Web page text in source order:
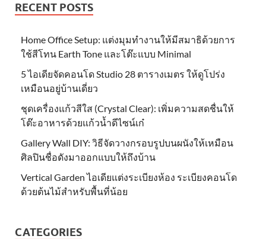
RECENT POSTS
Home Office Setup: แต่งมุมทำงานให้มีสมาธิด้วยการ
ใช้สีโทน Earth Tone และโต๊ะแบบ Minimal
5 ไอเดียจัดคอนโด Studio 28 ตารางเมตร ให้ดูโปร่ง
เหมือนอยู่บ้านเดี่ยว
ชุดเครื่องแก้วสีใส (Crystal Clear): เพิ่มความสดชื่นให้
โต๊ะอาหารด้วยแก้วน้ำดีไซน์เก๋
Gallery Wall DIY: วิธีจัดวางกรอบรูปบนผนังให้เหมือน
ศิลปินชื่อดังมาออกแบบให้ถึงบ้าน
Vertical Garden ไอเดียแต่งระเบียงห้อง ระเบียงคอนโด
ด้วยต้นไม้สำหรับพื้นที่น้อย
CATEGORIES